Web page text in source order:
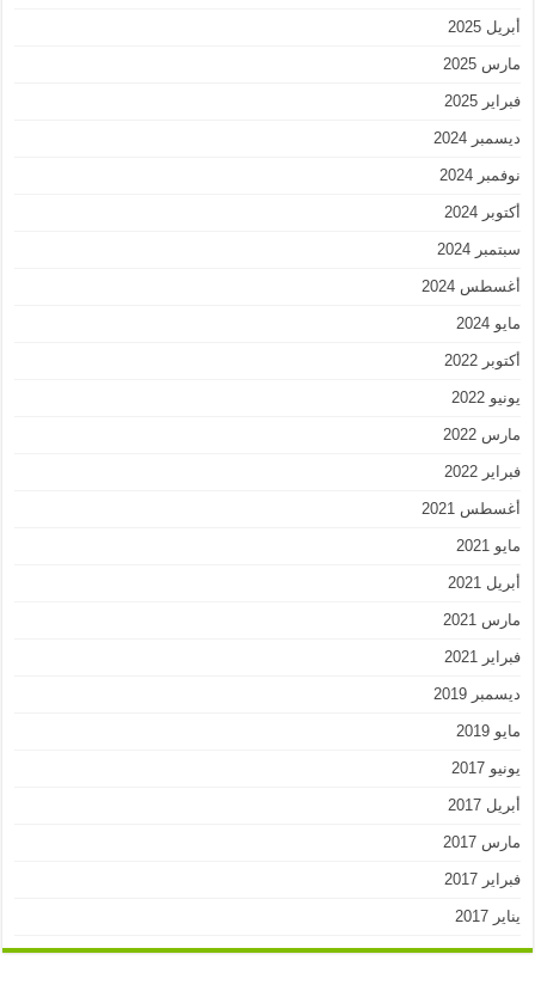
أبريل 2025
مارس 2025
فبراير 2025
ديسمبر 2024
نوفمبر 2024
أكتوبر 2024
سبتمبر 2024
أغسطس 2024
مايو 2024
أكتوبر 2022
يونيو 2022
مارس 2022
فبراير 2022
أغسطس 2021
مايو 2021
أبريل 2021
مارس 2021
فبراير 2021
ديسمبر 2019
مايو 2019
يونيو 2017
أبريل 2017
مارس 2017
فبراير 2017
يناير 2017